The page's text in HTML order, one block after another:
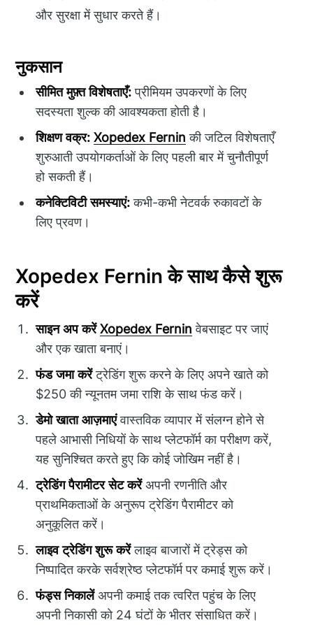
और सुरक्षा में सुधार करते हैं।
नुकसान
सीमित मुफ़्त विशेषताएँ:प्रीमियम उपकरणों के लिए
सदस्यता शुल्क की आवश्यकता होती है।
शिक्षण वक्र: Xopedex Fernin की जटिल विशेषताएँ
शुरुआती उपयोगकर्ताओं के लिए पहली बार में चुनौतीपूर्ण
हो सकती हैं।
कनेक्टिविटी समस्याएं:कभी-कभी नेटवर्क रुकावटों के
लिए प्रवण।
Xopedex Fernin के साथ कैसे शुरू
करें
साइन अप करें Xopedex Fernin वेबसाइट पर जाएं
और एक खाता बनाएं।
फंड जमा करेंट्रेडिंग शुरू करने के लिए अपने खाते को
$250 की न्यूनतम जमा राशि के साथ फंड करें।
डेमो खाता आज़माएंवास्तविक व्यापार में संलग्न होने से
पहले आभासी निधियों के साथ प्लेटफॉर्म का परीक्षण करें,
यह सुनिश्चित करते हुए कि कोई जोखिम नहीं है।
ट्रेडिंग पैरामीटर सेट करेंअपनी रणनीति और
प्राथमिकताओं के अनुरूप ट्रेडिंग पैरामीटर को
अनुकूलित करें।
लाइव ट्रेडिंग शुरू करेंलाइव बाजारों में ट्रेड्स को
निष्पादित करके सर्वश्रेष्ठ प्लेटफॉर्म पर कमाई शुरू करें।
फंड्स निकालेंअपनी कमाई तक त्वरित पहुंच के लिए
अपनी निकासी को 24 घंटों के भीतर संसाधित करें।